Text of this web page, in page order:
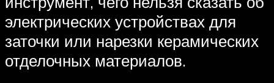
электрических устройствах для
заточки или нарезки керамических
отделочных материалов.